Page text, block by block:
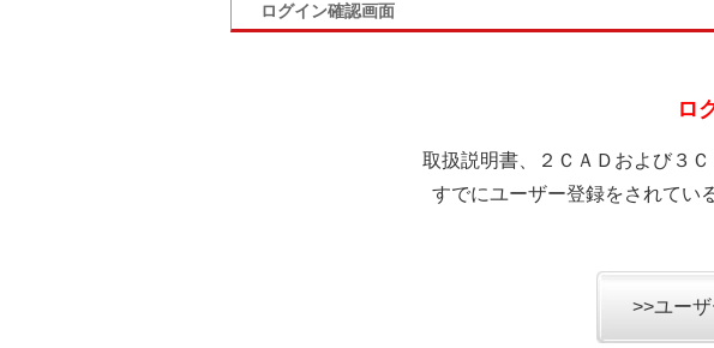
ログイン確認画面
ロ
取扱説明書、２ＣＡＤおよび３
すでにユーザー登録をされてい
>>ユー